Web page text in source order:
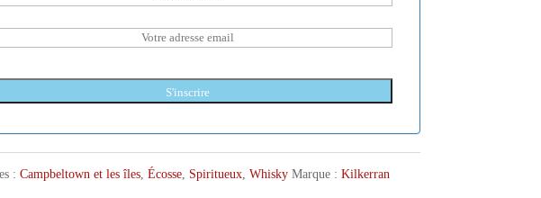
S'inscrire
: Campbeltown et les îles, Écosse, Spiritueux, Whisky Marque : Kilkerran